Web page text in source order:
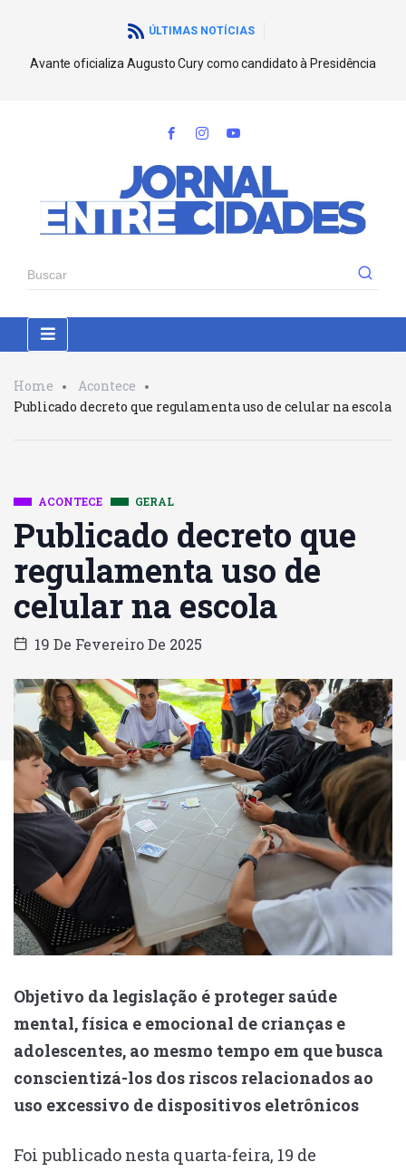
ÚLTIMAS NOTÍCIAS
Avante oficializa Augusto Cury como candidato à Presidência
Home
Acontece
Publicado decreto que regulamenta uso de celular na escola
ACONTECE GERAL
Publicado decreto que
regulamenta uso de
celular na escola
19 De Fevereiro De 2025
Objetivo da legislação é proteger saúde
mental, física e emocional de crianças e
adolescentes, ao mesmo tempo em que busca
conscientizá-los dos riscos relacionados ao
uso excessivo de dispositivos eletrônicos
Foi publicado nesta quarta-feira, 19 de